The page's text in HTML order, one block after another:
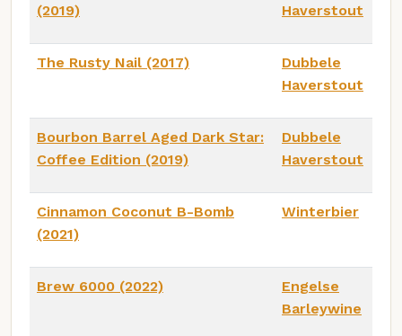
(2019)
Haverstout
The Rusty Nail (2017)
Dubbele
Haverstout
Bourbon Barrel Aged Dark Star:
Coffee Edition (2019)
Dubbele
Haverstout
Cinnamon Coconut B-Bomb
(2021)
Winterbier
Brew 6000 (2022)
Engelse
Barleywine